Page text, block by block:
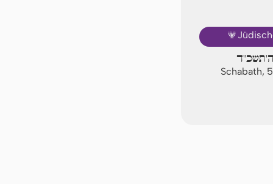
🕎
Schabath,